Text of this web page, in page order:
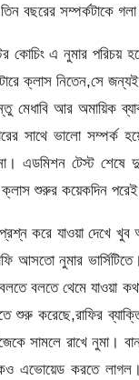
তিন বছরের সম্পর্কটাকে
কোচিং এ নুমার পরিচয়
ক্লাস নিতেন,সে
মেধাবি আর অমায়িক
সাথে ভালো সম্পর্ক
এডমিশন টেস্ট শেষে
ক্লাস শুরুর কয়েকদিন পরেই
করে যাওয়া দেখে
আসতো নুমার
বলতে থেমে যাওয়া
শুরু করেছে,রাফির
সামলে রাখে নুমা।
এভোয়েড করতে লাগল।